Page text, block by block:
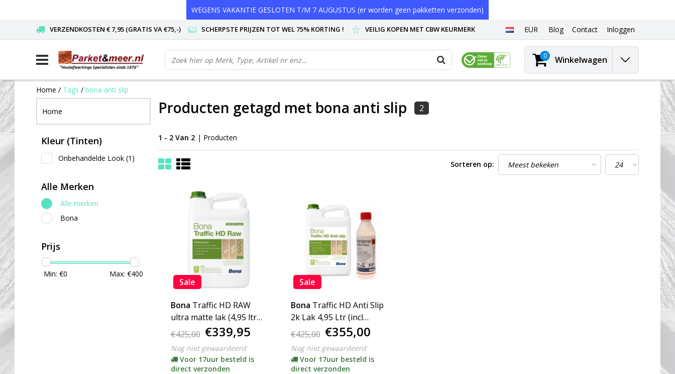
WEGENS VAKANTIE GESLOTEN T/M 7 AUGUSTUS (er worden geen pakketten verzonden)
VERZENDKOSTEN € 7,95 (GRATIS VA €75,-) SCHERPSTE PRIJZEN TOT WEL 75% KORTING ! VEILIG KOPEN MET CBW KEURMERK EUR Blog Contact Inloggen
0 Winkelwagen
Home / Tags / bona anti slip
Home
Kleur (Tinten)
Onbehandelde Look (1)
Alle Merken
Alle merken
Bona
Prijs
Min: €0 Max: €400
Producten getagd met bona anti slip 2
1 - 2 Van 2 | Producten
Sorteren op:
Sale
Bona Traffic HD RAW
ultra matte lak (4,95 ltr
incl harder)
€425,00 €339,95
Nog niet gewaardeerd
Voor 17uur besteld is
direct verzonden
Sale
Bona Traffic HD Anti Slip
2k Lak 4,95 Ltr (incl
harder)
€425,00 €355,00
Nog niet gewaardeerd
Voor 17uur besteld is
direct verzonden